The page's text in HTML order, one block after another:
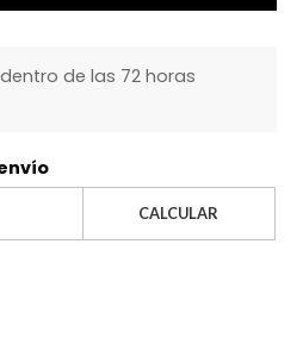
de las 72 horas
CALCULAR